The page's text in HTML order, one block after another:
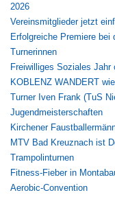
2026
Vereinsmitglieder jetzt
Erfolgreiche Premiere
Turnerinnen
Freiwilliges Soziales Jahr
KOBLENZ WANDERT
Turner Iven Frank (TuS
Jugendmeisterschaften
Kirchener
MTV Bad Kreuznach ist
Trampolinturnen
Fitness-Fieber in
Aerobic-Convention